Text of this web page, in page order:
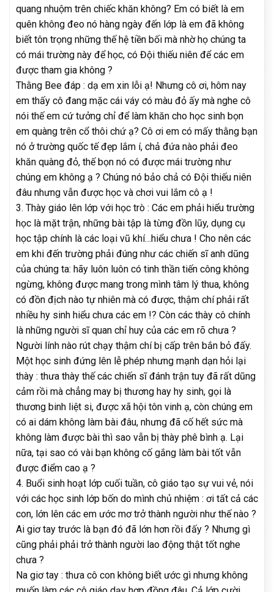
quang nhuộm trên chiếc khăn không? Em có biết là em
quên không đeo nó hàng ngày đến lớp là em đã không
biết tôn trọng những thế hệ tiền bối mà nhờ họ chúng ta
có mái trường này để học, có Đội thiếu niên để các em
được tham gia không ?
Thằng Bee đáp : dạ em xin lỗi ạ! Nhưng cô ơi, hôm nay
em thấy cô đang mặc cái váy có màu đỏ ấy mà nghe cô
nói thế em cứ tưởng chỉ để làm khăn cho học sinh bọn
em quàng trên cổ thôi chứ ạ? Cô ơi em có mấy thằng bạn
nó ở trường quốc tế đẹp lắm í, chả đứa nào phải đeo
khăn quàng đỏ, thế bọn nó có được mái trường như
chúng em không ạ ? Chúng nó bảo chả có Đội thiếu niên
đâu nhưng vẫn được học và chơi vui lắm cô ạ !
3. Thày giáo lên lớp với học trò : Các em phải hiểu trường
học là mặt trận, những bài tập là từng đồn lũy, dụng cụ
học tập chính là các loại vũ khí…hiểu chưa ! Cho nên các
em khi đến trường phải đúng như các chiến sĩ anh dũng
của chúng ta: hãy luôn luôn có tinh thần tiến công không
ngừng, không được mang trong mình tâm lý thua, không
có đồn địch nào tự nhiên mà có được, thậm chí phải rất
nhiều hy sinh hiểu chưa các em !? Còn các thày cô chính
là những người sĩ quan chỉ huy của các em rõ chưa ?
Người lính nào rút chạy thậm chí bị cấp trên bắn bỏ đấy.
Một học sinh đứng lên lễ phép nhưng mạnh dạn hỏi lại
thày : thưa thày thế các chiến sĩ đánh trận tuy đã rất dũng
cảm rồi mà chẳng may bị thương hay hy sinh, gọi là
thương binh liệt si, được xã hội tôn vinh ạ, còn chúng em
có ai dám không làm bài đâu, nhưng đã cố hết sức mà
không làm được bài thì sao vẫn bị thày phê bình ạ. Lại
nữa, tại sao có vài bạn không cố gắng làm bài tốt vẫn
được điểm cao ạ ?
4. Buổi sinh hoạt lớp cuối tuần, cô giáo tạo sự vui vẻ, nói
với các học sinh lớp bốn do mình chủ nhiệm : ơi tất cả các
con, lớn lên các em ước mơ trở thành người như thế nào ?
Ai giơ tay trước là bạn đó đã lớn hơn rồi đấy ? Nhưng gì
cũng phải phải trở thành người lao động thật tốt nghe
chưa ?
Na giơ tay : thưa cô con không biết ước gì nhưng không